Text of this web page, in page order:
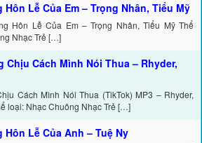
Hôn Lễ Của Em – Trọng Nhân, Tiểu Mỹ
Hôn Lễ Của Em – Trọng Nhân, Tiểu Mỹ Thể
Nhạc Trẻ […]
Chịu Cách Mình Nói Thua – Rhyder,
Cách Mình Nói Thua (TikTok) MP3 – Rhyder,
loại: Nhạc Chuông Nhạc Trẻ […]
Hôn Lễ Của Anh – Tuệ Ny